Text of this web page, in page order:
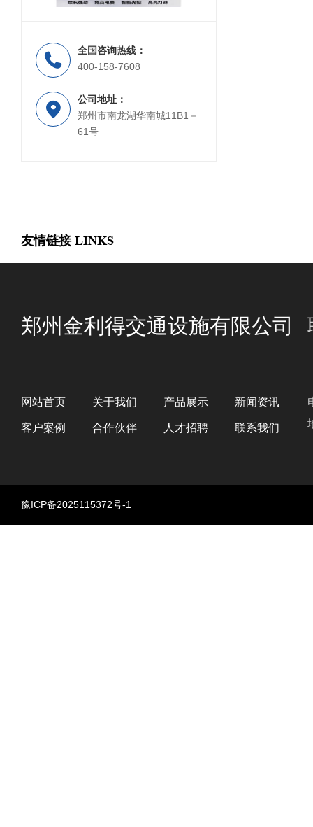
黄闪灯
全国咨询热线：
400-158-7608
公司地址：
郑州市南龙湖华南城11B1－
61号
友情链接 LINKS
郑州金利得交通设施有限公司
网站首页 关于我们 产品展示 新闻资讯
客户案例 合作伙伴 人才招聘 联系我们
豫ICP备2025115372号-1